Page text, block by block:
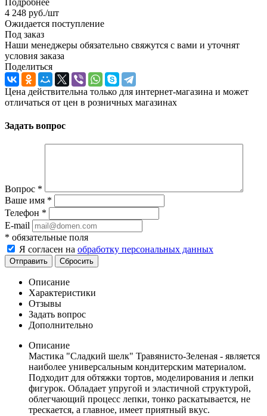
4 248 руб./шт
Ожидается поступление
Под заказ
Наши менеджеры обязательно свяжутся с вами и уточнят
условия заказа
Поделиться
Цена действительна только для интернет-магазина и может
отличаться от цен в розничных магазинах
Задать вопрос
Вопрос *
Ваше имя *
Телефон *
E-mail
* обязательные поля
Я согласен на обработку персональных данных
Отправить Сбросить
Описание
Характеристики
Отзывы
Задать вопрос
Дополнительно
Описание
Мастика "Сладкий шелк" Травянисто-Зеленая - является
наиболее универсальным кондитерским материалом.
Подходит для обтяжки тортов, моделирования и лепки
фигурок. Обладает упругой и эластичной структурой,
облегчающий процесс лепки, тонко раскатывается, не
трескается, а главное, имеет приятный вкус.